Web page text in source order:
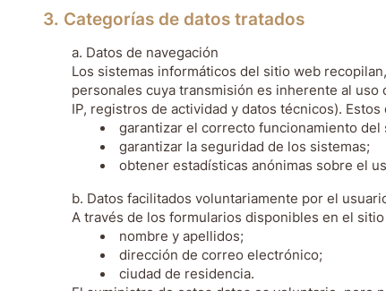
3. Categorías de datos tratados
Datos de navegación
Los sistemas informáticos del sitio web
personales cuya transmisión es inherente al
IP, registros de actividad y datos técnicos).
garantizar el correcto funcionamiento del
garantizar la seguridad de los sistemas;
obtener estadísticas anónimas sobre el
Datos facilitados voluntariamente por el
A través de los formularios disponibles en el
nombre y apellidos;
dirección de correo electrónico;
ciudad de residencia.